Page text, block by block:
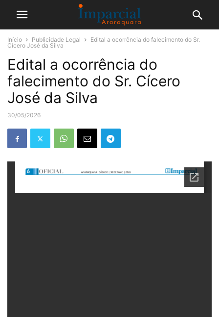
Início Publicidade Legal
Edital a ocorrência do falecimento do Sr.
Cícero José da Silva
Edital a ocorrência do
falecimento do Sr. Cícero
José da Silva
30/05/2026